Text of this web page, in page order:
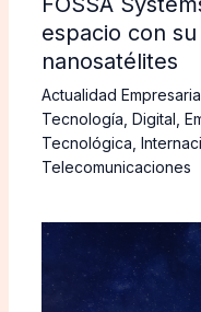
espacio con
nanosatélites
Actualidad
Tecnología Digital
Tecnológica
Telecomunicaciones